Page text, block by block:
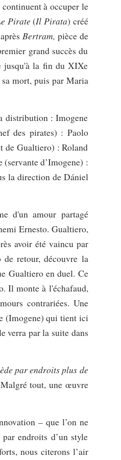
à occuper le
Pirate (Il Pirata) créé
Bertram, pièce de
grand succès du
jusqu'à la fin du XIXe
mort, puis par Maria
distribution : Imogene
des pirates) : Paolo
de Gualtiero) : Roland
d’Imogene) :
la direction de Dániel
d'un amour partagé
Ernesto. Gualtiero,
avoir été vaincu par
de retour, découvre la
Gualtiero en duel. Ce
Il monte à l'échafaud,
contrariées. Une
(Imogene) qui tient ici
verra par la suite dans
par endroits plus de
tout, une œuvre
– que l’on ne
endroits d’un style
nous citerons l’air